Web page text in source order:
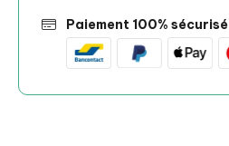
Paiement 100% sécurisé